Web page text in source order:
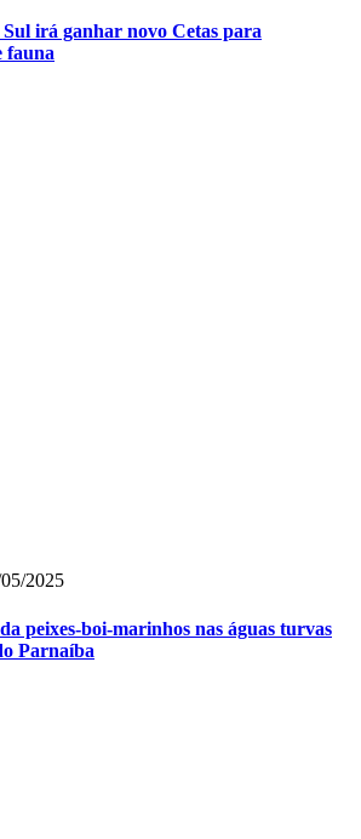
irá ganhar novo Cetas para
fauna
2025
peixes-boi-marinhos nas águas turvas
Parnaíba